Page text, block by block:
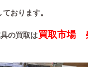
ております。
の買取は買取市場